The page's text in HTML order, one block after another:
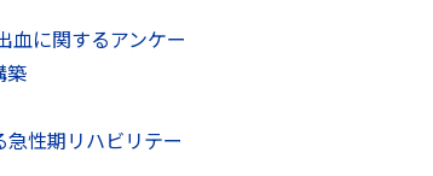
血に関するアンケー
築
性期リハビリテー